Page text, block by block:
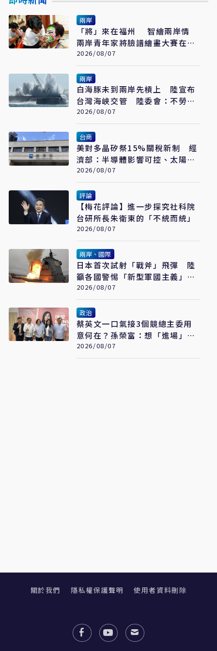
兩岸
「將」來在福州 智繪兩岸情
兩岸青年家將臉譜繪畫大賽在福
州開幕
2026/08/07
兩岸
白海豚未到兩岸先槓上 陸宣布
台灣海峽交管 陸委會：不勞費
心
2026/08/07
台商
美對多晶矽祭15%關稅新制 經
濟部：半導體影響可控、太陽能
產業衝擊有限
2026/08/07
評論
【梅花評論】進一步探究社科院
台研所長朱衛東的「不統而統」
2026/08/07
兩岸、國際
日本首次試射「戰斧」飛彈 陸
籲各國警惕「新型軍國主義」發
展
2026/08/07
政治
蔡英文一口氣接3個競總主委用
意何在？孫榮富：想「進場」接
黨主席
2026/08/07
關於我們 隱私權保護聲明 使用者資料刪除